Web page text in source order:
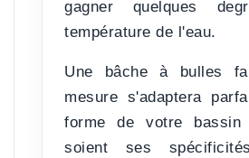
gagner quelques
température de l'eau.
Une bâche à bulles
mesure s'adaptera
forme de votre bassin
soient ses